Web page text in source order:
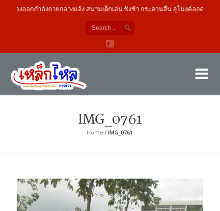
ครื่องออกกำลังกายกลางแจ้ง สนามเด็กเล่น ชิงช้า กระดานลื่น อุโมงค์ลอด
IMG_0761
Home /IMG_0761